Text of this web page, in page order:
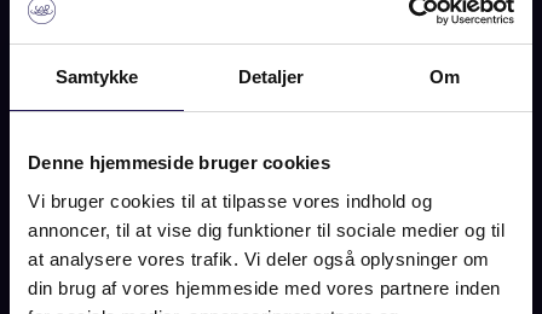
Samtykke Detaljer Om
Denne hjemmeside bruger cookies
Vi bruger cookies til at tilpasse vores indhold og
annoncer, til at vise dig funktioner til sociale medier og til
at analysere vores trafik. Vi deler også oplysninger om
din brug af vores hjemmeside med vores partnere inden
SOLGT